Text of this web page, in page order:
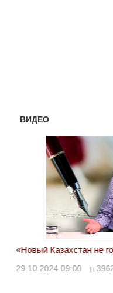
ВИДЕО
«Новый Казахстан не
29.10.2024 09:00